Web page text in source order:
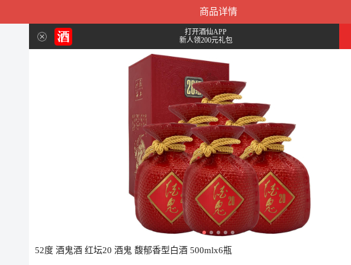
商品详情
打开酒仙APP
新人领200元礼包
52度 酒鬼酒 红坛20 酒鬼 馥郁香型白酒 500mlx6瓶